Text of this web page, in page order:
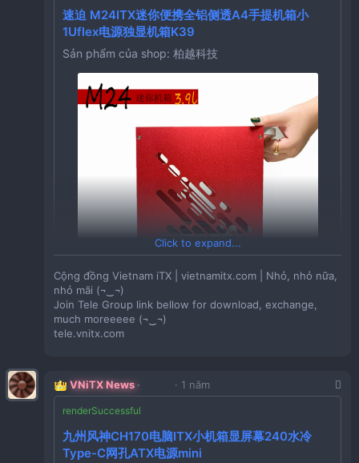
Type-C网孔ATX电源mini
Sản phẩm của shop: 酷风数码专营店
Giá:1,257,690VND
Tồn Kho:12
Sản phẩm của shop: FNIRSI伏尔顿专卖店
Tồn Kho:30
CA381 「FNIRSI高精度分贝测量仪」
点击链接直接打开 或者 淘宝搜索直接打开
速迫 M24ITX迷你便携全铝侧透A4手提机箱小
1Uflex电源独显机箱K39
Sản phẩm của shop: 柏越科技
Giá:369,270VND
Tồn Kho:90
Click to expand...
Cộng đồng Vietnam iTX | vietnamitx.com | Nhỏ, nhỏ nữa,
nhỏ mãi (¬‿¬)
Join Tele Group link bellow for download, exchange,
much moreeeee (¬‿¬)
tele.vnitx.com
VNiTX News 1 năm
九州风神CH170电脑ITX小机箱显屏幕240水冷
Type-C网孔ATX电源mini